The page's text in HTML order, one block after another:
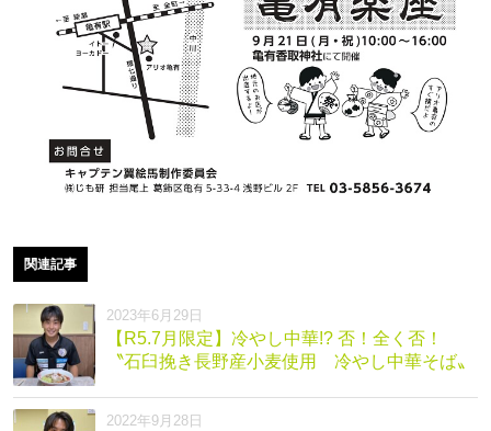
関連記事
2023年6月29日
【R5.7月限定】冷やし中華!? 否！全く否！
〝石臼挽き長野産小麦使用 冷やし中華そば〟
2022年9月28日